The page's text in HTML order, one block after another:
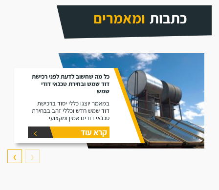
כתבות ומאמרים
כל מה שחשוב לדעת לפני רכישת
דוד שמש ובחירת טכנאי דודי
שמש
במאמר יוצגו כללי יסוד ברכישת
דוד שמש חדש וכללי זהב בבחירת
טכנאי דודים אמין ומקצועי
קרא עוד
❮
❯